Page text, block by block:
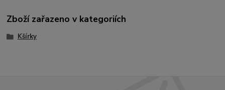
Zboží zařazeno v kategoriích
Kšírky